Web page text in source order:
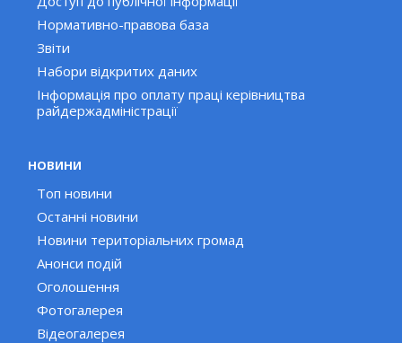
Нормативно-правова база
Звіти
Набори відкритих даних
Інформація про оплату праці керівництва
райдержадміністрації
НОВИНИ
Топ новини
Останні новини
Новини територіальних громад
Анонси подій
Оголошення
Фотогалерея
Відеогалерея